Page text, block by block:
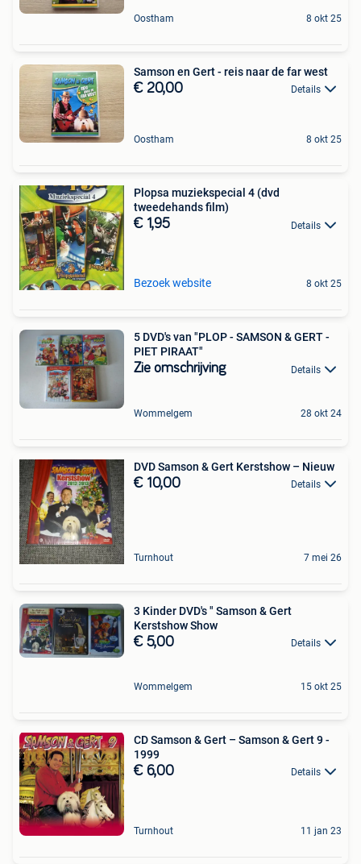
Oostham 8 okt 25
Samson en Gert - reis naar de far west
€ 20,00 Details
Oostham 8 okt 25
Plopsa muziekspecial 4 (dvd
tweedehands film)
€ 1,95 Details
Bezoek website 8 okt 25
5 DVD's van "PLOP - SAMSON & GERT -
PIET PIRAAT"
Zie omschrijving Details
Wommelgem 28 okt 24
DVD Samson & Gert Kerstshow – Nieuw
€ 10,00 Details
Turnhout 7 mei 26
3 Kinder DVD's " Samson & Gert
Kerstshow Show
€ 5,00 Details
Wommelgem 15 okt 25
CD Samson & Gert – Samson & Gert 9 -
1999
€ 6,00 Details
Turnhout 11 jan 23